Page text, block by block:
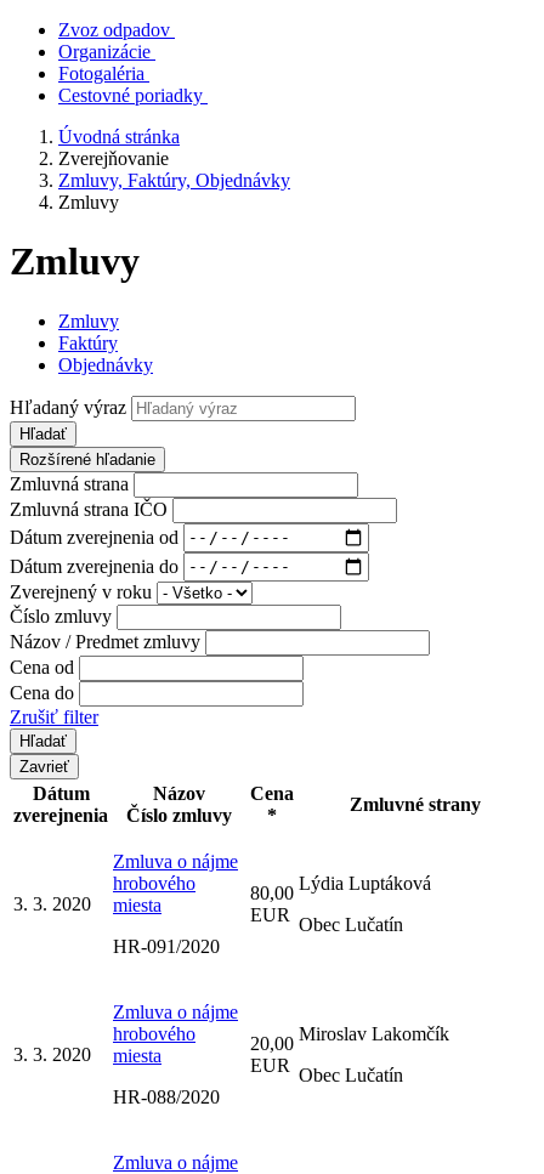
Zvoz odpadov
Organizácie
Fotogaléria
Cestovné poriadky
Úvodná stránka
Zverejňovanie
Zmluvy, Faktúry, Objednávky
Zmluvy
Zmluvy
Zmluvy
Faktúry
Objednávky
Hľadaný výraz
Hľadať
Rozšírené hľadanie
Zmluvná strana
Zmluvná strana IČO
Dátum zverejnenia od
Dátum zverejnenia do
Zverejnený v roku
Číslo zmluvy
Názov / Predmet zmluvy
Cena od
Cena do
Zrušiť filter
Zavrieť
Dátum
zverejnenia
Názov
Číslo zmluvy
Cena
*
Zmluvné strany
3. 3. 2020
Zmluva o nájme
hrobového
miesta
HR-091/2020
80,00
EUR
Lýdia Luptáková
Obec Lučatín
3. 3. 2020
Zmluva o nájme
hrobového
miesta
HR-088/2020
20,00
EUR
Miroslav Lakomčík
Obec Lučatín
Zmluva o nájme